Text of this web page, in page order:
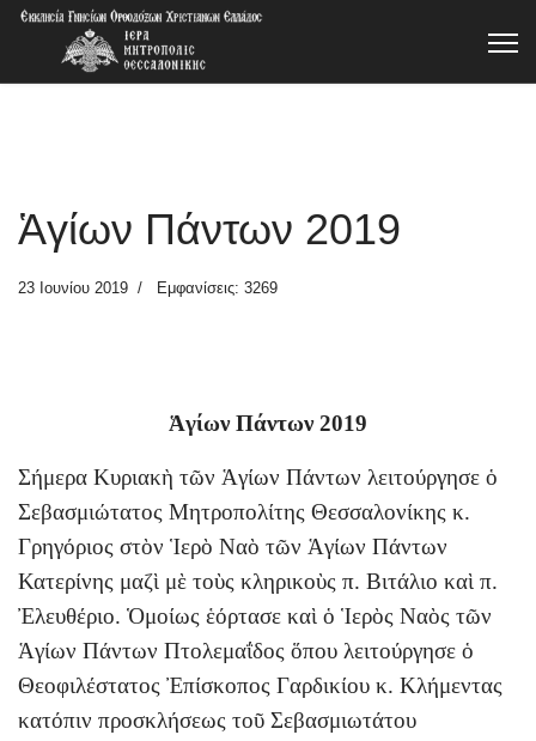
Ἁγίων Πάντων 2019
23 Ιουνίου 2019 Εμφανίσεις: 3269
Ἁγίων Πάντων 2019
Σήμερα Κυριακὴ τῶν Ἁγίων Πάντων λειτούργησε ὁ
Σεβασμιώτατος Μητροπολίτης Θεσσαλονίκης κ.
Γρηγόριος στὸν Ἱερὸ Ναὸ τῶν Ἁγίων Πάντων
Κατερίνης μαζὶ μὲ τοὺς κληρικοὺς π. Βιτάλιο καὶ π.
Ἐλευθέριο. Ὁμοίως ἑόρτασε καὶ ὁ Ἱερὸς Ναὸς τῶν
Ἁγίων Πάντων Πτολεμαΐδος ὅπου λειτούργησε ὁ
Θεοφιλέστατος Ἐπίσκοπος Γαρδικίου κ. Κλήμεντας
κατόπιν προσκλήσεως τοῦ Σεβασμιωτάτου